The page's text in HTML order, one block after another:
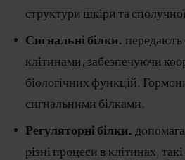
структури шкіри та
Сигнальні білки.
клітинами, забезпечуючи
біологічних функцій.
сигнальними білками.
Регуляторні білки.
різні процеси в клітинах,